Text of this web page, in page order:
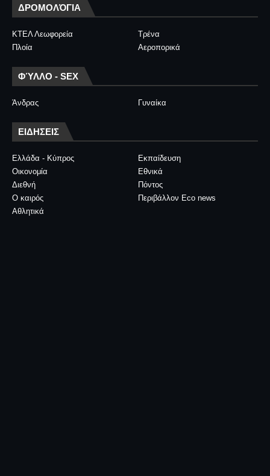
ΔΡΟΜΟΛΌΓΙΑ
ΚΤΕΛ Λεωφορεία
Τρένα
Πλοία
Αεροπορικά
ΦΎΛΛΟ - SEX
Άνδρας Γυναίκα
ΕΙΔΗΣΕΙΣ
Ελλάδα - Κύπρος
Εκπαίδευση
Οικονομία
Εθνικά
Διεθνή
Πόντος
Ο καιρός
Περιβάλλον Eco news
Αθλητικά